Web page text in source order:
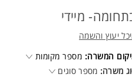
אישית גבוהה ויוזמה
מיידי
יעוץ והשמה
המשרה: מספר מקומות
משרה: מספר סוגים